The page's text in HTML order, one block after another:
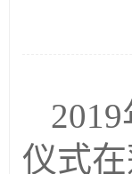
2019
仪式